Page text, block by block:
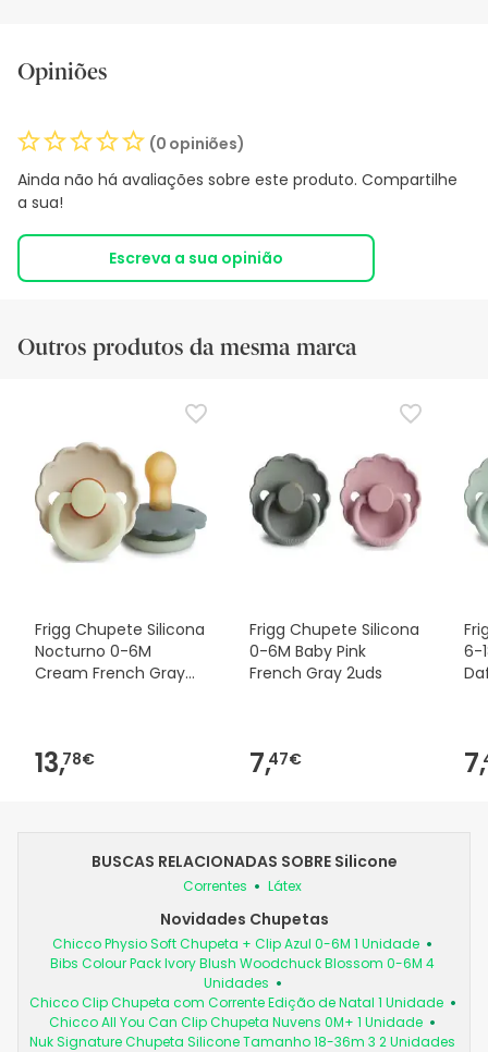
Opiniões
(0 opiniões)
Ainda não há avaliações sobre este produto. Compartilhe
a sua!
Escreva a sua opinião
Outros produtos da mesma marca
Frigg Chupete Silicona
Nocturno 0-6M
Cream French Gray
13,78€
Frigg Chupete Silicona
0-6M Baby Pink
French Gray 2uds
7,47€
6-
7,
BUSCAS RELACIONADAS SOBRE Silicone
Correntes Látex
Novidades Chupetas
Chicco Physio Soft Chupeta + Clip Azul 0-6M 1 Unidade
Bibs Colour Pack Ivory Blush Woodchuck Blossom 0-6M 4
Unidades
Chicco Clip Chupeta com Corrente Edição de Natal 1 Unidade
Chicco All You Can Clip Chupeta Nuvens 0M+ 1 Unidade
Nuk Signature Chupeta Silicone Tamanho 18-36m 3 2 Unidades